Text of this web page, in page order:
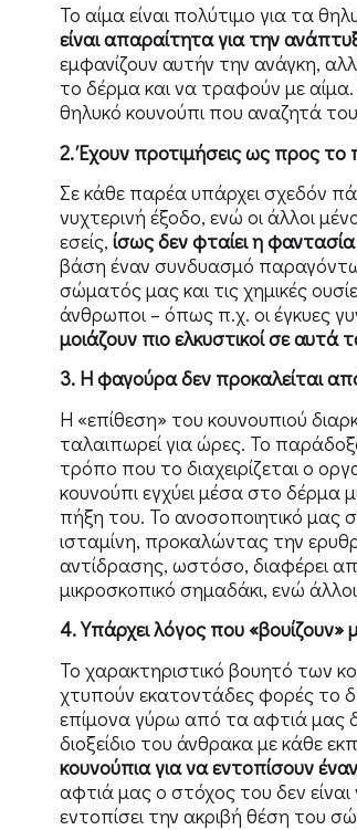
Το αίμα είναι πολύτιμο για τα
είναι απαραίτητα για την
εμφανίζουν αυτήν την ανάγκη,
το δέρμα και να τραφούν με
θηλυκό κουνούπι που αναζητά
2. Έχουν προτιμήσεις ως προς το
Σε κάθε παρέα υπάρχει σχεδόν
νυχτερινή έξοδο, ενώ οι άλλοι
εσείς, ίσως δεν φταίει η
βάση έναν συνδυασμό
σώματός μας και τις χημικές
άνθρωποι – όπως π.χ. οι έγκυες
μοιάζουν πιο ελκυστικοί σε αυτά
3. Η φαγούρα δεν προκαλείται
Η «επίθεση» του κουνουπιού
ταλαιπωρεί για ώρες. Το
τρόπο που το διαχειρίζεται ο
κουνούπι εγχύει μέσα στο δέρμα
πήξη του. Το ανοσοποιητικό μας
ισταμίνη, προκαλώντας την
αντίδρασης, ωστόσο, διαφέρει
μικροσκοπικό σημαδάκι, ενώ
4. Υπάρχει λόγος που «βουίζουν»
Το χαρακτηριστικό βουητό των
χτυπούν εκατοντάδες φορές το
επίμονα γύρω από τα αφτιά μας
διοξείδιο του άνθρακα με κάθε
κουνούπια για να εντοπίσουν
αφτιά μας ο στόχος του δεν
εντοπίσει την ακριβή θέση του